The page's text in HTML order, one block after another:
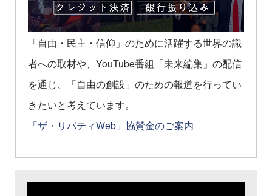
「自由・民主・信仰」のために活躍する世界の識
者への取材や、YouTube番組「未来編集」の配信
を通じ、「自由の創設」のための報道を行ってい
きたいと考えています。
「ザ・リバティWeb」協賛金のご案内